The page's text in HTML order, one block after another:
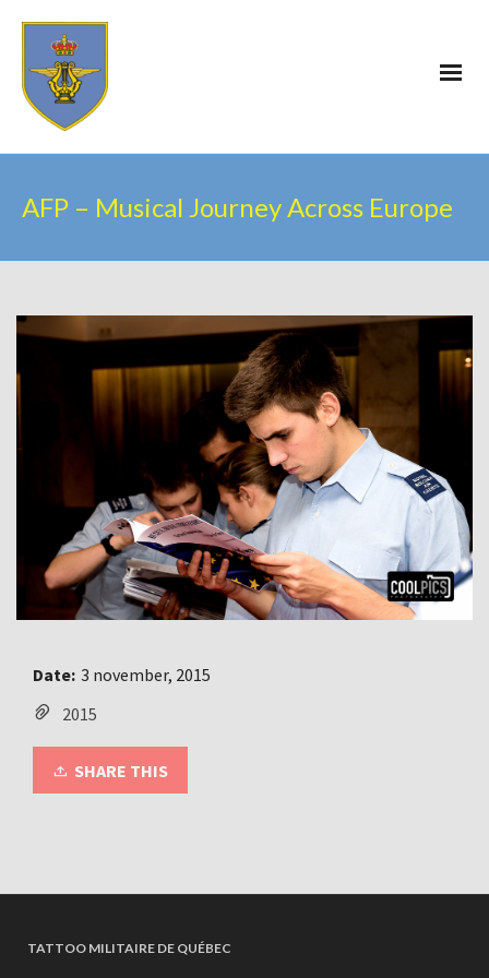
AFP – Musical Journey Across Europe
Date: 3 november, 2015
2015
SHARE THIS
TATTOO MILITAIRE DE QUÉBEC